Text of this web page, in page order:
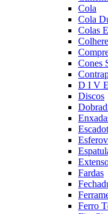
Cola
Cola
Colas
Cones
D I V
Discos
Fardas
Ferro